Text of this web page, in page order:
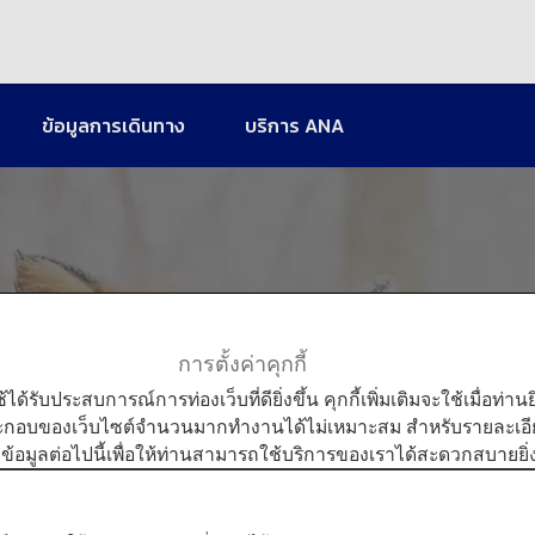
ข้อมูลการเดินทาง บริการ ANA
สถานที่ท่องเที่ยวยอดนิยมในฤดูหนาวแห่งโทโฮคุ
การตั้งค่าคุกกี้
ด้รับประสบการณ์การท่องเว็บที่ดียิ่งขึ้น คุกกี้เพิ่มเติมจะใช้เมื่อท่า
บของเว็บไซต์จำนวนมากทำงานได้ไม่เหมาะสม สำหรับรายละเ
ข้อมูลต่อไปนี้เพื่อให้ท่านสามารถใช้บริการของเราได้สะดวกสบาย